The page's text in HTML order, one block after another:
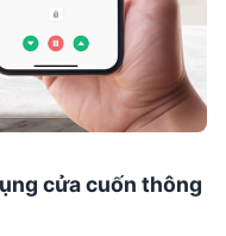
cửa cuốn thông